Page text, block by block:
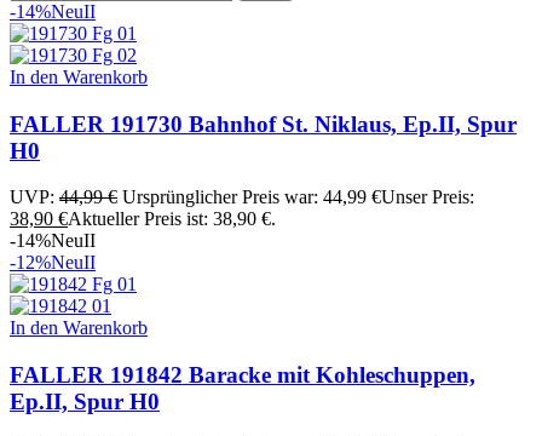
-14%NeuII
In den Warenkorb
FALLER 191730 Bahnhof St. Niklaus, Ep.II, Spur
H0
UVP: 44,99€ Ursprünglicher Preis war: 44,99 €Unser Preis:
38,90 €Aktueller Preis ist: 38,90 €.
-14%NeuII
-12%NeuII
In den Warenkorb
FALLER 191842 Baracke mit Kohleschuppen,
Ep.II, Spur H0